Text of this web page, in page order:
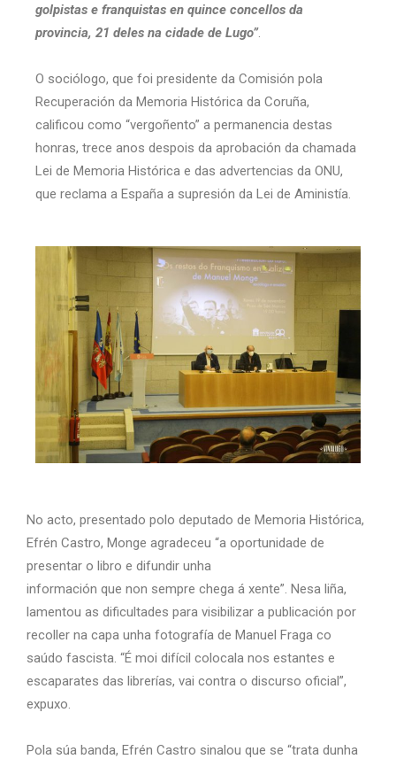
golpistas e franquistas en quince concellos da
provincia, 21 deles na cidade de Lugo”.
O sociólogo, que foi presidente da Comisión pola
Recuperación da Memoria Histórica da Coruña,
calificou como “vergoñento” a permanencia destas
honras, trece anos despois da aprobación da chamada
Lei de Memoria Histórica e das advertencias da ONU,
que reclama a España a supresión da Lei de Aministía.
No acto, presentado polo deputado de Memoria Histórica,
Efrén Castro, Monge agradeceu “a oportunidade de
presentar o libro e difundir unha
información que non sempre chega á xente”. Nesa liña,
lamentou as dificultades para visibilizar a publicación por
recoller na capa unha fotografía de Manuel Fraga co
saúdo fascista. “É moi difícil colocala nos estantes e
escaparates das librerías, vai contra o discurso oficial”,
expuxo.
Pola súa banda, Efrén Castro sinalou que se “trata dunha